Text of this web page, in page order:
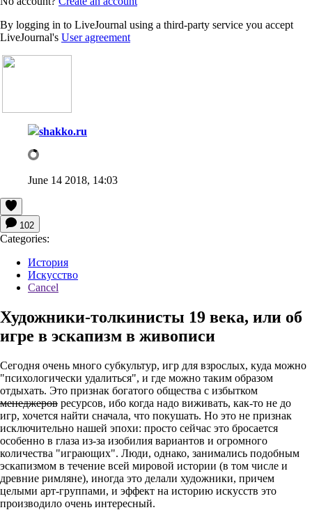
By logging in to LiveJournal using a third-party service you accept
LiveJournal's User agreement
shakko.ru
June 14 2018, 14:03
102
Categories:
История
Искусство
Cancel
Художники-толкинисты 19 века, или об
игре в эскапизм в живописи
Сегодня очень много субкультур, игр для взрослых, куда можно
"психологически удалиться", и где можно таким образом
отдыхать. Это признак богатого общества с избытком
менеджеров ресурсов, ибо когда надо виживать, как-то не до
игр, хочется найти сначала, что покушать. Но это не признак
исключительно нашей эпохи: просто сейчас это бросается
особенно в глаза из-за изобилия вариантов и огромного
количества "играющих". Люди, однако, занимались подобным
эскапизмом в течение всей мировой истории (в том числе и
древние римляне), иногда это делали художники, причем
целыми арт-группами, и эффект на историю искусств это
производило очень интересный.